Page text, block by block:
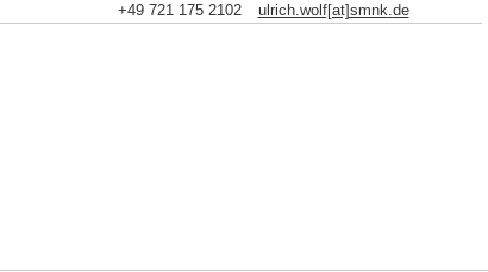
+49 721 175 2102 ulrich.wolf[at]smnk.de